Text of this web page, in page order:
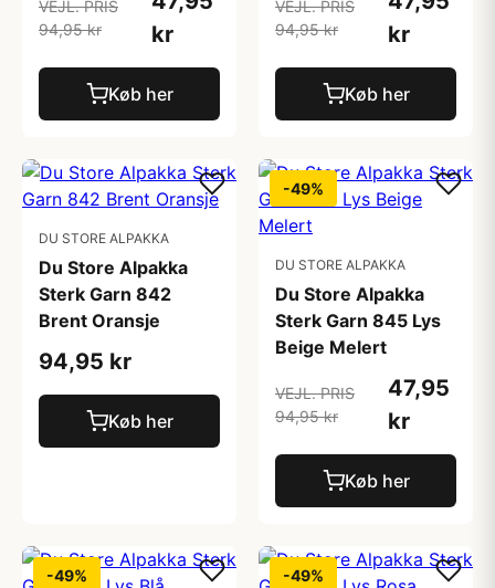
VEJL. PRIS
94,95 kr
kr
Køb her
VEJL. PRIS
94,95 kr
kr
Køb her
DU STORE ALPAKKA
Du Store Alpakka
Sterk Garn 842
Brent Oransje
94,95 kr
Køb her
-49%
DU STORE ALPAKKA
Du Store Alpakka
Sterk Garn 845 Lys
Beige Melert
VEJL. PRIS
94,95 kr
47,95
kr
Køb her
-49% -49%